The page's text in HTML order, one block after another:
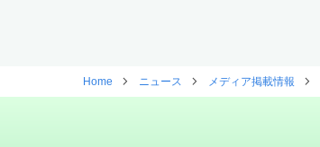
Home ニュース メディア掲載情報